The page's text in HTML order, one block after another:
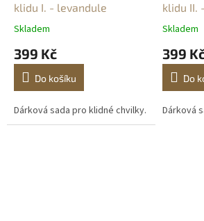
klidu I. - levandule
Skladem
399 Kč
Do košíku
Dárková sada pro klidné chvilky.
klidu II.
Skladem
399
Do
Dárková